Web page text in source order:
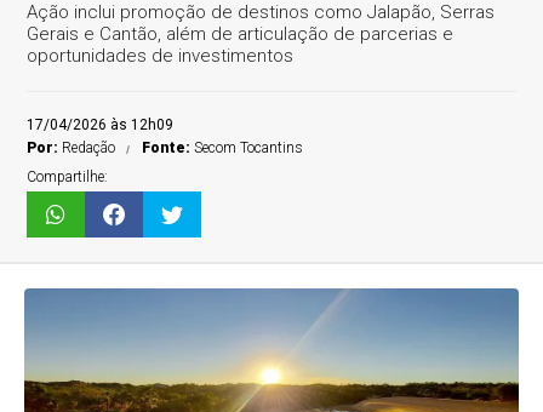
Ação inclui promoção de destinos como Jalapão, Serras
Gerais e Cantão, além de articulação de parcerias e
oportunidades de investimentos
17/04/2026 às 12h09
Por: Redação Fonte:Secom Tocantins
Compartilhe: